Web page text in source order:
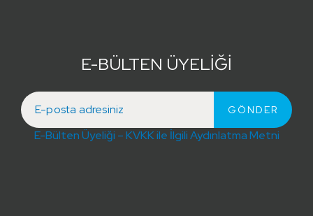
E-BÜLTEN ÜYELİĞİ
E-Bülten Üyeliği – KVKK ile İlgili Aydınlatma Metni